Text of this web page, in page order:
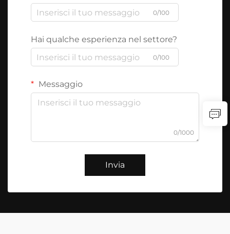
0/100
Hai qualche esperienza nel settore?
0/100
Messaggio
0/1000
Invia